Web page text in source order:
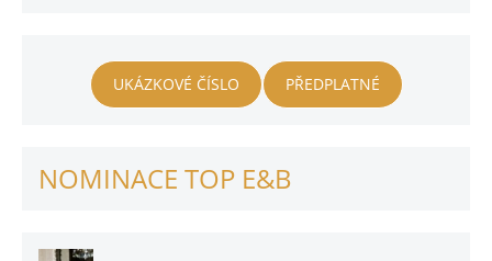
UKÁZKOVÉ ČÍSLO PŘEDPLATNÉ
NOMINACE TOP E&B